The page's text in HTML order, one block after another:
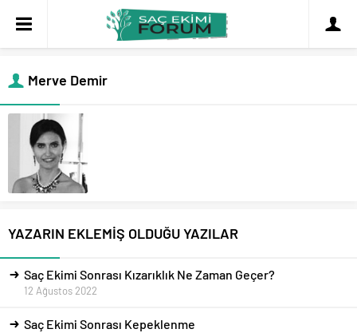
Merve Demir
YAZARIN EKLEMİŞ OLDUĞU YAZILAR
Saç Ekimi Sonrası Kızarıklık Ne Zaman Geçer?
12 Ağustos 2022
Saç Ekimi Sonrası Kepeklenme